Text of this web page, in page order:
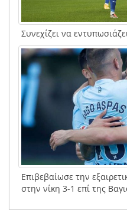
Συνεχίζει να
Επιβεβαίωσε την
στην νίκη 3-1 επί της